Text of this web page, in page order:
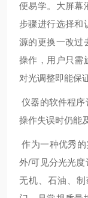
便易学。大屏幕
步骤进行选择和
源的更换一改过
操作，用户只需
对光调整即能保
仪器的软件程
操作失误时仍能
作为一种优秀
外/可见分光光度
无机、石油、